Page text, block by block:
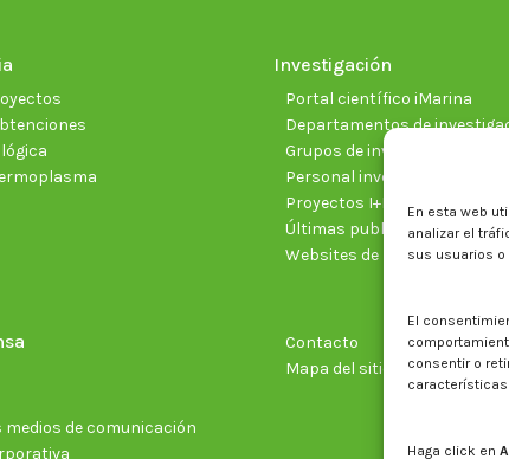
En esta web
analizar el
sus usuarios
El
consentir o
Haga click en
Investigación
Portal científico iMarina
Departamentos de
Grupos de investigación
Personal investigador
Proyectos I+D+I vigentes
Últimas publicaciones
Websites de proyectos
medios de comunicación
Contacto
Mapa del sitio web